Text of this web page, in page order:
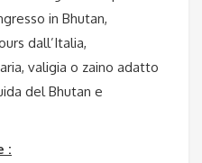
in Bhutan,
dall’Italia,
valigia o zaino adatto
del Bhutan e
: